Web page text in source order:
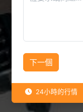
下一個
24小時的行情